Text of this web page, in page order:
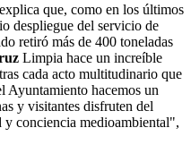
que, como en los últimos
despliegue del servicio de
retiró más de 400 toneladas
Limpia hace un increíble
cada acto multitudinario que
Ayuntamiento hacemos un
y visitantes disfruten del
y conciencia medioambiental",